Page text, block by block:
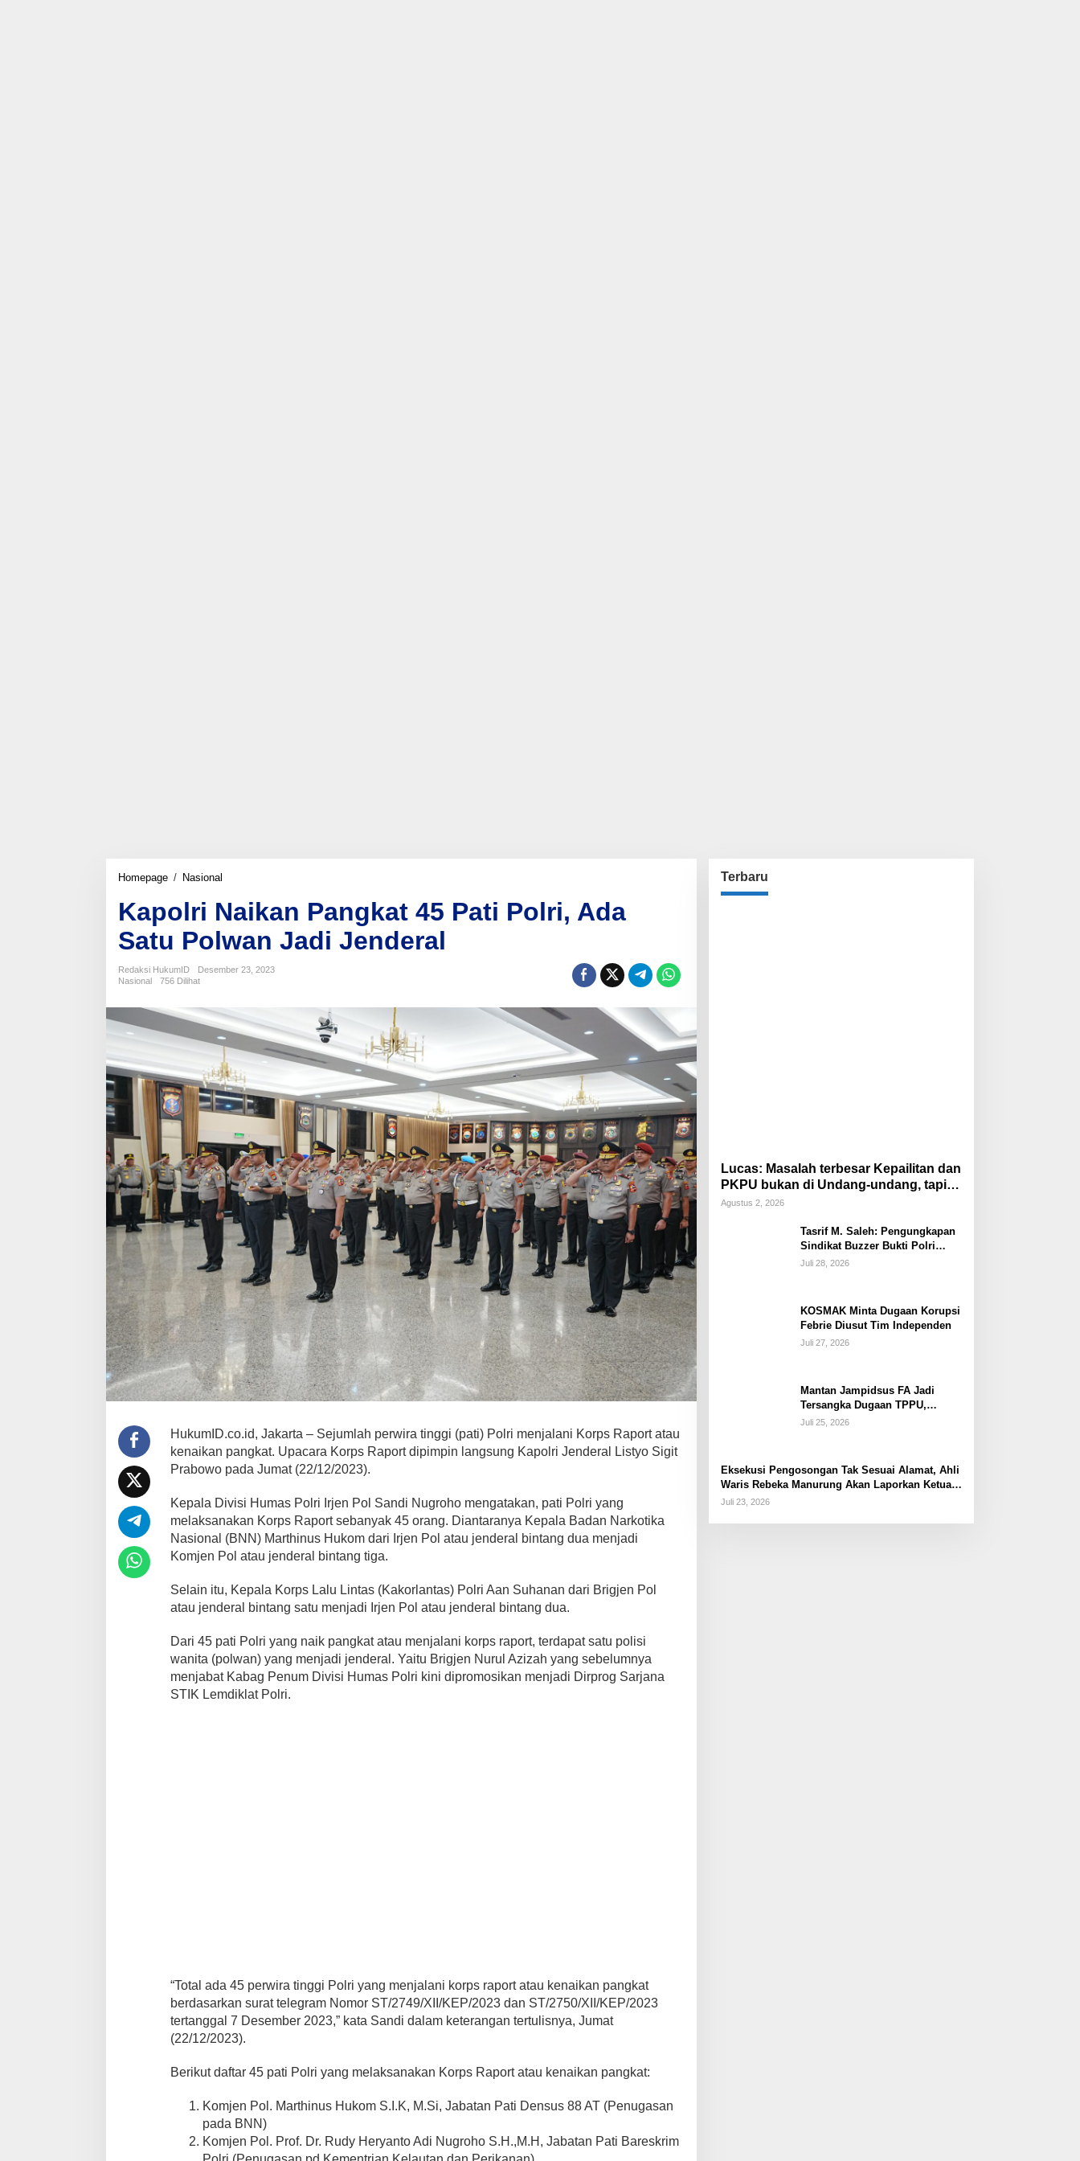
Homepage / Nasional
Pangkat
45
Pati
Polri,
Ada
Jadi
Jenderal
Kapolri Naikan Pangkat 45 Pati Polri, Ada
Satu Polwan Jadi Jenderal
Redaksi HukumID
Desember 23, 2023
Nasional
756 Dilihat
HukumID.co.id, Jakarta – Sejumlah perwira tinggi (pati) Polri menjalani Korps Raport atau
kenaikan pangkat. Upacara Korps Raport dipimpin langsung Kapolri Jenderal Listyo Sigit
Prabowo pada Jumat (22/12/2023).
Kepala Divisi Humas Polri Irjen Pol Sandi Nugroho mengatakan, pati Polri yang
melaksanakan Korps Raport sebanyak 45 orang. Diantaranya Kepala Badan Narkotika
Nasional (BNN) Marthinus Hukom dari Irjen Pol atau jenderal bintang dua menjadi
Komjen Pol atau jenderal bintang tiga.
Selain itu, Kepala Korps Lalu Lintas (Kakorlantas) Polri Aan Suhanan dari Brigjen Pol
atau jenderal bintang satu menjadi Irjen Pol atau jenderal bintang dua.
Dari 45 pati Polri yang naik pangkat atau menjalani korps raport, terdapat satu polisi
wanita (polwan) yang menjadi jenderal. Yaitu Brigjen Nurul Azizah yang sebelumnya
menjabat Kabag Penum Divisi Humas Polri kini dipromosikan menjadi Dirprog Sarjana
STIK Lemdiklat Polri.
“Total ada 45 perwira tinggi Polri yang menjalani korps raport atau kenaikan pangkat
berdasarkan surat telegram Nomor ST/2749/XII/KEP/2023 dan ST/2750/XII/KEP/2023
tertanggal 7 Desember 2023,” kata Sandi dalam keterangan tertulisnya, Jumat
(22/12/2023).
Berikut daftar 45 pati Polri yang melaksanakan Korps Raport atau kenaikan pangkat:
Komjen Pol. Marthinus Hukom S.I.K, M.Si, Jabatan Pati Densus 88 AT (Penugasan
pada BNN)
Komjen Pol. Prof. Dr. Rudy Heryanto Adi Nugroho S.H.,M.H, Jabatan Pati Bareskrim
Terbaru
Lucas: Masalah terbesar Kepailitan dan
PKPU bukan di Undang-undang, tapi di
Hukum Acara!!!
Agustus 2, 2026
Tasrif M. Saleh: Pengungkapan
Sindikat Buzzer Bukti Polri
Makin Adaptif Hadapi Kejahatan
Juli 28, 2026
KOSMAK Minta Dugaan Korupsi
Febrie Diusut Tim Independen
Juli 27, 2026
Mantan Jampidsus FA Jadi
Tersangka Dugaan TPPU,
Ditahan di Rutan KPK
Juli 25, 2026
Eksekusi Pengosongan Tak Sesuai Alamat, Ahli
Waris Rebeka Manurung Akan Laporkan Ketua
PN Jaktim
Juli 23, 2026